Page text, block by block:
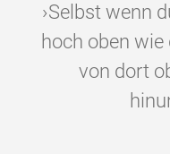
›Selbst wenn
hoch oben
von dort